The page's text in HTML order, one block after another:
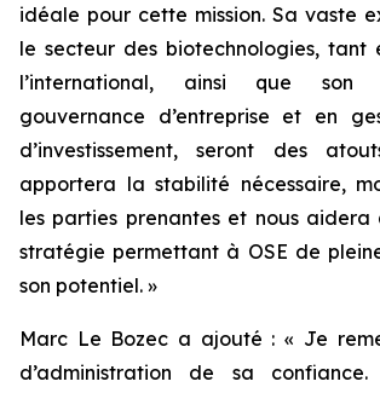
idéale pour cette mission. Sa vaste
le secteur des biotechnologies, tant
l’international, ainsi que son
gouvernance d’entreprise et en
d’investissement, seront des
apportera la stabilité nécessaire,
les parties prenantes et nous aidera
stratégie permettant à OSE de
son potentiel. »
Marc Le Bozec a ajouté : « Je
d’administration de sa